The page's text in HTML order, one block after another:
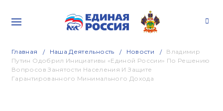
Главная Наша Деятельность Новости
Владимир
Путин Одобрил Инициативы «Единой России» По Решению
Вопросов Занятости Населения И Защите
Гарантированного Минимального Дохода